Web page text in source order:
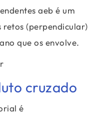
aeb é um
retos (perpendicular)
que os envolve.
cruzado
é